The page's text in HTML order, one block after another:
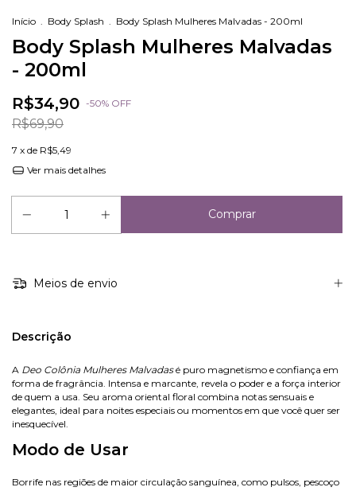
Início . Body Splash . Body Splash Mulheres Malvadas - 200ml
Body Splash Mulheres Malvadas
- 200ml
R$34,90 -50% OFF
R$69,90
7 x de R$5,49
Ver mais detalhes
Meios de envio
Descrição
A Deo Colônia Mulheres Malvadasé puro magnetismo e confiança em
forma de fragrância. Intensa e marcante, revela o poder e a força interior
de quem a usa. Seu aroma oriental floral combina notas sensuais e
elegantes, ideal para noites especiais ou momentos em que você quer ser
inesquecível.
Modo de Usar
Borrife nas regiões de maior circulação sanguínea, como pulsos, pescoço